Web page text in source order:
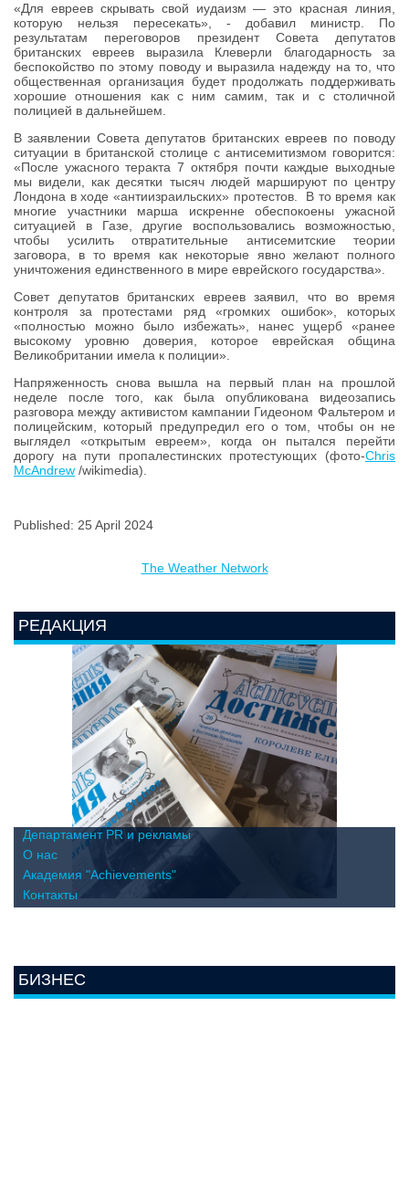
«Для евреев скрывать свой иудаизм — это красная линия,
которую нельзя пересекать», - добавил министр. По
результатам переговоров президент Совета депутатов
британских евреев выразила Клеверли благодарность за
беспокойство по этому поводу и выразила надежду на то, что
общественная организация будет продолжать поддерживать
хорошие отношения как с ним самим, так и с столичной
полицией в дальнейшем.
В заявлении Совета депутатов британских евреев по поводу
ситуации в британской столице с антисемитизмом говорится:
«После ужасного теракта 7 октября почти каждые выходные
мы видели, как десятки тысяч людей маршируют по центру
Лондона в ходе «антиизраильских» протестов. В то время как
многие участники марша искренне обеспокоены ужасной
ситуацией в Газе, другие воспользовались возможностью,
чтобы усилить отвратительные антисемитские теории
заговора, в то время как некоторые явно желают полного
уничтожения единственного в мире еврейского государства».
Совет депутатов британских евреев заявил, что во время
контроля за протестами ряд «громких ошибок», которых
«полностью можно было избежать», нанес ущерб «ранее
высокому уровню доверия, которое еврейская община
Великобритании имела к полиции».
Напряженность снова вышла на первый план на прошлой
неделе после того, как была опубликована видеозапись
разговора между активистом кампании Гидеоном Фальтером и
полицейским, который предупредил его о том, чтобы он не
выглядел «открытым евреем», когда он пытался перейти
дорогу на пути пропалестинских протестующих (фото-Chris
McAndrew /wikimedia).
Published: 25 April 2024
The Weather Network
РЕДАКЦИЯ
Департамент PR и рекламы
О нас
Академия "Achievements"
Контакты
БИЗНЕС